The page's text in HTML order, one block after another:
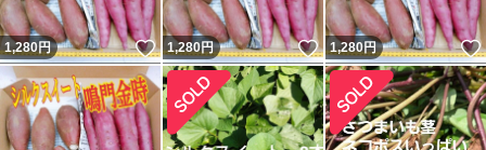
1,280円 いいね！
1,280円 いいね！
1,280円